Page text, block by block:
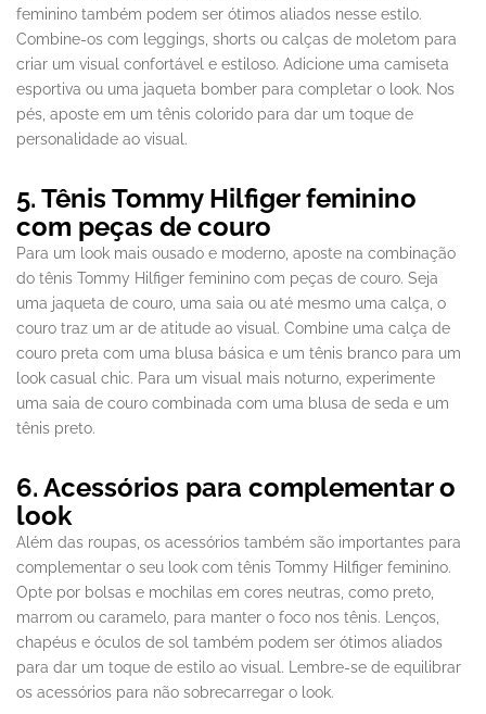
feminino também podem ser ótimos aliados nesse estilo.
Combine-os com leggings, shorts ou calças de moletom para
criar um visual confortável e estiloso. Adicione uma camiseta
esportiva ou uma jaqueta bomber para completar o look. Nos
pés, aposte em um tênis colorido para dar um toque de
personalidade ao visual.
5. Tênis Tommy Hilfiger feminino
com peças de couro
Para um look mais ousado e moderno, aposte na combinação
do tênis Tommy Hilfiger feminino com peças de couro. Seja
uma jaqueta de couro, uma saia ou até mesmo uma calça, o
couro traz um ar de atitude ao visual. Combine uma calça de
couro preta com uma blusa básica e um tênis branco para um
look casual chic. Para um visual mais noturno, experimente
uma saia de couro combinada com uma blusa de seda e um
tênis preto.
6. Acessórios para complementar o
look
Além das roupas, os acessórios também são importantes para
complementar o seu look com tênis Tommy Hilfiger feminino.
Opte por bolsas e mochilas em cores neutras, como preto,
marrom ou caramelo, para manter o foco nos tênis. Lenços,
chapéus e óculos de sol também podem ser ótimos aliados
para dar um toque de estilo ao visual. Lembre-se de equilibrar
os acessórios para não sobrecarregar o look.